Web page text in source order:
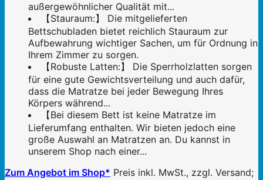
außergewöhnlicher Qualität mit...
【Stauraum:】 Die mitgelieferten
Bettschubladen bietet reichlich Stauraum zur
Aufbewahrung wichtiger Sachen, um für Ordnung in
Ihrem Zimmer zu sorgen.
【Robuste Latten:】 Die Sperrholzlatten sorgen
für eine gute Gewichtsverteilung und auch dafür,
dass die Matratze bei jeder Bewegung Ihres
Körpers während...
【Bei diesem Bett ist keine Matratze im
Lieferumfang enthalten. Wir bieten jedoch eine
große Auswahl an Matratzen an. Du kannst in
unserem Shop nach einer...
Zum Angebot im Shop* Preis inkl. MwSt., zzgl. Versand;